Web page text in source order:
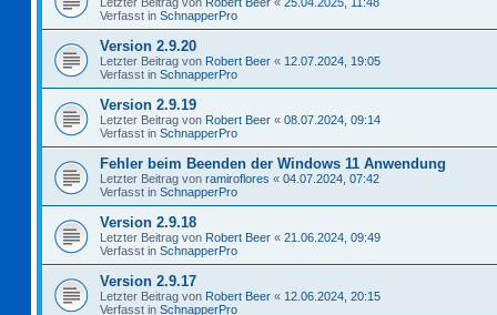
Verfasst in SchnapperPro
Version 2.9.20
Letzter Beitrag von Robert Beer « 12.07.2024, 19:05
Verfasst in SchnapperPro
Version 2.9.19
Letzter Beitrag von Robert Beer « 08.07.2024, 09:14
Verfasst in SchnapperPro
Fehler beim Beenden der Windows 11 Anwendung
Letzter Beitrag von ramiroflores « 04.07.2024, 07:42
Verfasst in SchnapperPro
Version 2.9.18
Letzter Beitrag von Robert Beer « 21.06.2024, 09:49
Verfasst in SchnapperPro
Version 2.9.17
Letzter Beitrag von Robert Beer « 12.06.2024, 20:15
Verfasst in SchnapperPro